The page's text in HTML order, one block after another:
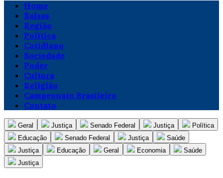
Home
Balsas
Região
Política
Cotidiano
Sociedade
Poder
Cultura
Religião
Campeonato Brasileiro
Contato
Geral Justiça Senado Federal Justiça
Política
Educação
Senado Federal Justiça
Saúde
Justiça
Educação Geral Economia
Saúde
Justiça